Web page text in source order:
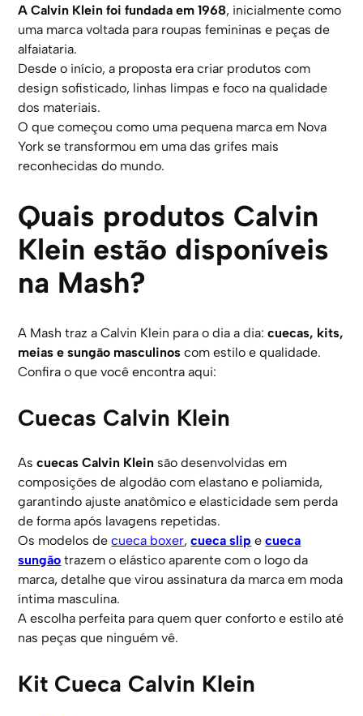
A Calvin Klein foi fundada em 1968, inicialmente como
uma marca voltada para roupas femininas e peças de
alfaiataria.
Desde o início, a proposta era criar produtos com
design sofisticado, linhas limpas e foco na qualidade
dos materiais.
O que começou como uma pequena marca em Nova
York se transformou em uma das grifes mais
reconhecidas do mundo.
Quais produtos Calvin
Klein estão disponíveis
na Mash?
A Mash traz a Calvin Klein para o dia a dia:cuecas, kits,
meias e sungão masculinos com estilo e qualidade.
Confira o que você encontra aqui:
Cuecas Calvin Klein
Ascuecas Calvin Klein são desenvolvidas em
composições de algodão com elastano e poliamida,
garantindo ajuste anatômico e elasticidade sem perda
de forma após lavagens repetidas.
Os modelos decueca boxer,cueca slip ecueca
sungão trazem o elástico aparente com o logo da
marca, detalhe que virou assinatura da marca em moda
íntima masculina.
A escolha perfeita para quem quer conforto e estilo até
nas peças que ninguém vê.
Kit Cueca Calvin Klein